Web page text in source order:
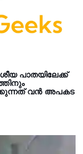
പാതയിലേക്ക്
വൻ അപകട